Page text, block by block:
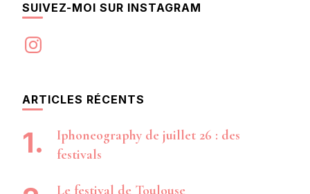
SUIVEZ-MOI SUR INSTAGRAM
Instagram
ARTICLES RÉCENTS
Iphoneography de juillet 26 : des
festivals
Le festival de Toulouse